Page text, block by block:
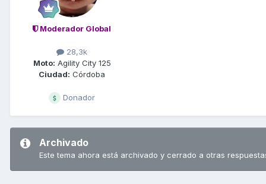
Moderador Global
28,3k
Moto: Agility City 125
Ciudad: Córdoba
Donador
Archivado
Este tema ahora está archivado y cerrado a otras